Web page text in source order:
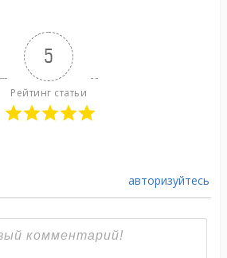
5
Рейтинг статьи
авторизуйтесь